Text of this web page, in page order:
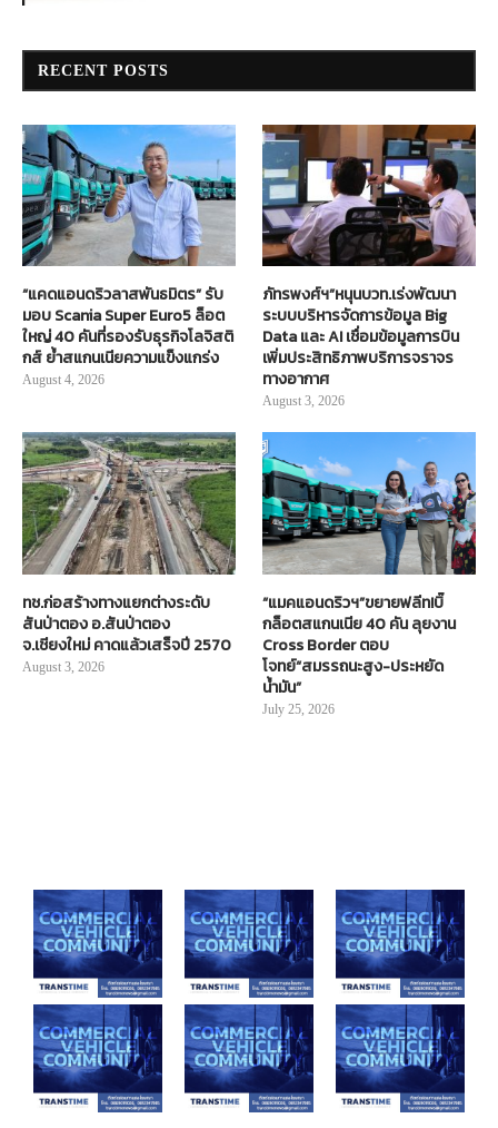
RECENT POSTS
“แคดแอนดริวลาสพันธมิตร” รับ
มอบ Scania Super Euro5 ล็อต
ใหญ่ 40 คันที่รองรับธุรกิจโลจิสติ
กส์ ย้ำสแกนเนียความแข็งแกร่ง
August 4, 2026
ภัทรพงศ์ฯ”หนุนบวท.เร่งพัฒนา
ระบบบริหารจัดการข้อมูล Big
Data และ AI เชื่อมข้อมูลการบิน
เพิ่มประสิทธิภาพบริการจราจร
ทางอากาศ
August 3, 2026
ทช.ก่อสร้างทางแยกต่างระดับ
สันป่าตอง อ.สันป่าตอง
จ.เชียงใหม่ คาดแล้วเสร็จปี 2570
August 3, 2026
“แมคแอนดริวฯ”ขยายฟลีท!บิ๊
กล็อตสแกนเนีย 40 คัน ลุยงาน
Cross Border ตอบ
โจทย์“สมรรถนะสูง-ประหยัด
น้ำมัน”
July 25, 2026